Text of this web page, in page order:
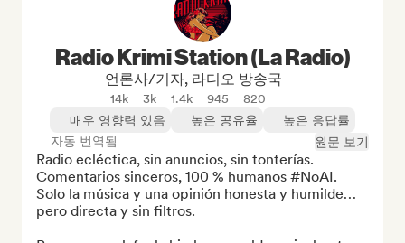
Radio Krimi Station (La Radio)
언론사/기자, 라디오 방송국
14k 3k 1.4k 945
820
매우 영향력 있음
높은 공유율
높은 응답률
자동 번역됨
원문 보기
Radio ecléctica, sin anuncios, sin tonterías.
Comentarios sinceros, 100 % humanos #NoAI.
Solo la música y una opinión honesta y humilde…
pero directa y sin filtros.